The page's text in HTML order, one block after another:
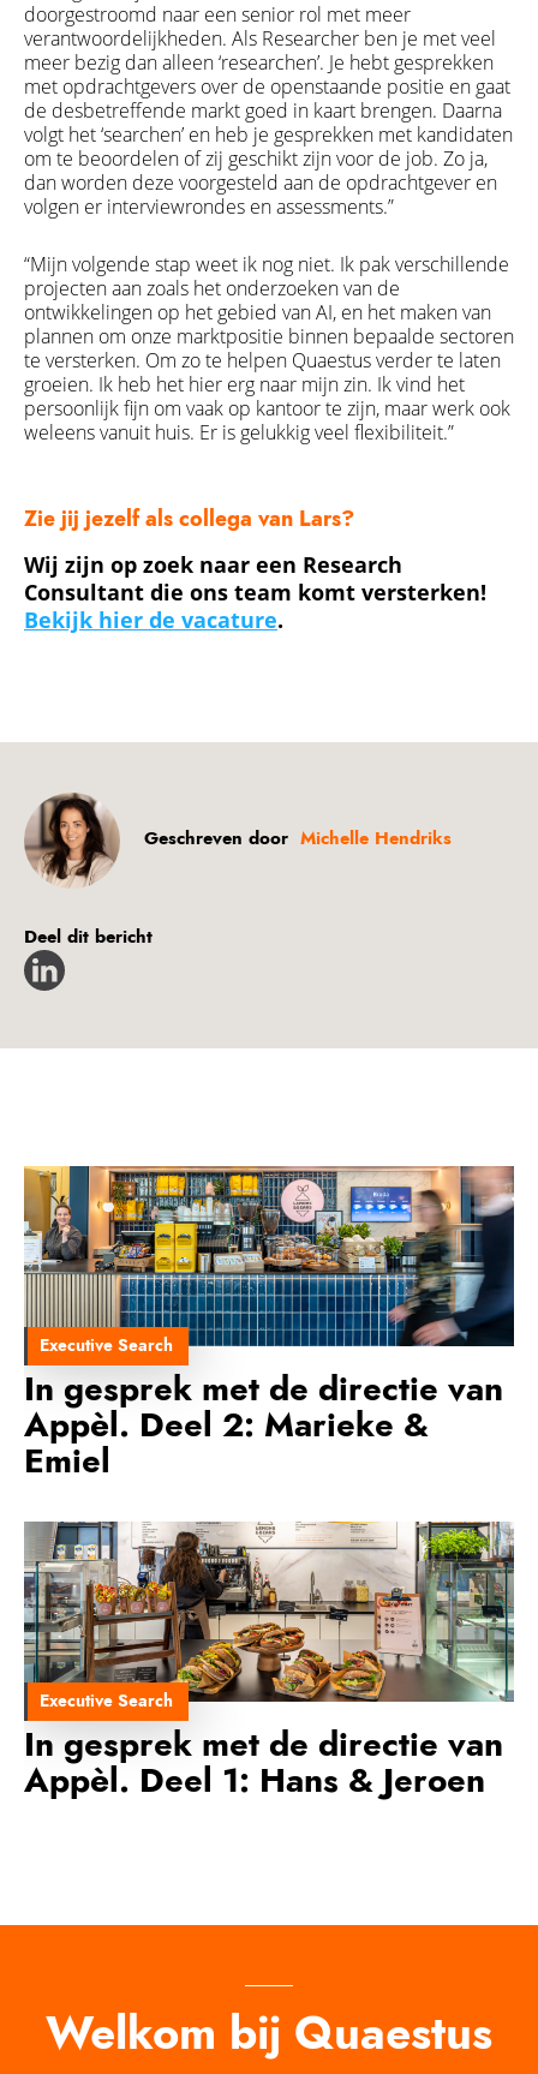
doorgestroomd naar een senior rol met meer
verantwoordelijkheden. Als Researcher ben je met veel
meer bezig dan alleen ‘researchen’. Je hebt gesprekken
met opdrachtgevers over de openstaande positie en gaat
de desbetreffende markt goed in kaart brengen. Daarna
volgt het ‘searchen’ en heb je gesprekken met kandidaten
om te beoordelen of zij geschikt zijn voor de job. Zo ja,
dan worden deze voorgesteld aan de opdrachtgever en
volgen er interviewrondes en assessments.”
“Mijn volgende stap weet ik nog niet. Ik pak verschillende
projecten aan zoals het onderzoeken van de
ontwikkelingen op het gebied van AI, en het maken van
plannen om onze marktpositie binnen bepaalde sectoren
te versterken. Om zo te helpen Quaestus verder te laten
groeien. Ik heb het hier erg naar mijn zin. Ik vind het
persoonlijk fijn om vaak op kantoor te zijn, maar werk ook
weleens vanuit huis. Er is gelukkig veel flexibiliteit.”
Zie jij jezelf als collega van Lars?
Wij zijn op zoek naar een Research
Consultant die ons team komt versterken!
Bekijk hier de vacature.
Geschreven door Michelle Hendriks
Deel dit bericht
Executive Search
In gesprek met de directie van
Appèl. Deel 2: Marieke &
Emiel
Executive Search
In gesprek met de directie van
Appèl. Deel 1: Hans & Jeroen
Welkom bij Quaestus